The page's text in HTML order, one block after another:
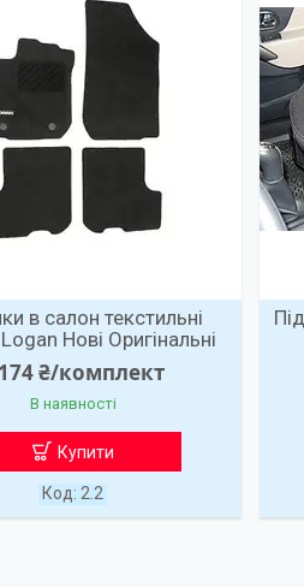
в салон текстильні
Нові Оригінальні
₴/комплект
В наявності
Купити
2.2